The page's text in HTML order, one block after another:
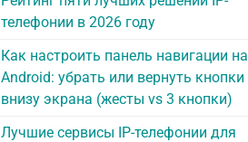
телефонии в 2026 году
Как настроить панель навигации на
Android: убрать или вернуть кнопки
внизу экрана (жесты vs 3 кнопки)
Лучшие сервисы IP-телефонии для